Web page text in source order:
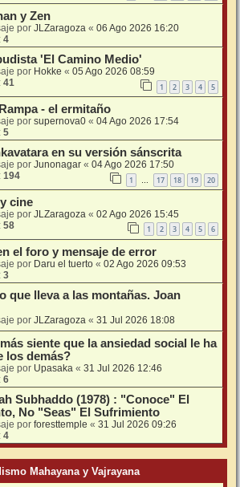
y Zen
por JLZaragoza « 06 Ago 2026 16:20
4
'El Camino Medio'
por Hokke « 05 Ago 2026 08:59
41 1 2 3 4 5
- el ermitaño
por supernova0 « 04 Ago 2026 17:54
5
en su versión sánscrita
por Junonagar « 04 Ago 2026 17:50
194 1 17 18 19 20
cine
por JLZaragoza « 02 Ago 2026 15:45
58 1 2 3 4 5 6
el foro y mensaje de error
por Daru el tuerto « 02 Ago 2026 09:53
3
que lleva a las montañas. Joan
por JLZaragoza « 31 Jul 2026 18:08
siente que la ansiedad social le ha
los demás?
por Upasaka « 31 Jul 2026 12:46
6
Subhaddo (1978) : "Conoce" El
No "Seas" El Sufrimiento
por foresttemple « 31 Jul 2026 09:26
4
Mahayana y Vajrayana